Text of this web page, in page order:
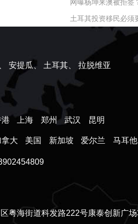
安提瓜、 土耳其、 拉脱维亚
上海 郑州 武汉 昆明
拿大 美国 新加坡 爱尔兰 马耳他
粤海街道科发路222号康泰创新广